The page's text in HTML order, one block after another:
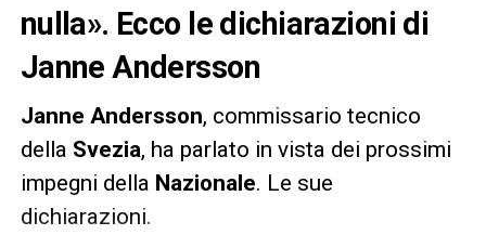
nulla». Ecco le dichiarazioni di
Janne Andersson
Janne Andersson, commissario tecnico
della Svezia, ha parlato in vista dei prossimi
impegni della Nazionale. Le sue
dichiarazioni.